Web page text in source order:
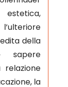
della
sapere
la